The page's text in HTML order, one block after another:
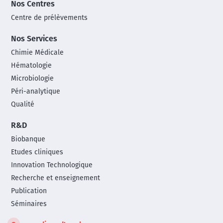
Nos Centres
Centre de prélèvements
Nos Services
Chimie Médicale
Hématologie
Microbiologie
Péri-analytique
Qualité
R&D
Biobanque
Etudes cliniques
Innovation Technologique
Recherche et enseignement
Publication
Séminaires